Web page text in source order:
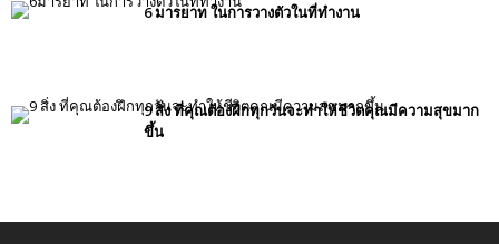
6 มารยาท ในการวางตัวในที่ทำงาน
9 สิ่ง ที่คุณต้องฝึกทุกวันจะทำให้ชีวิตคุณมีความสุขมาก
ขึ้น